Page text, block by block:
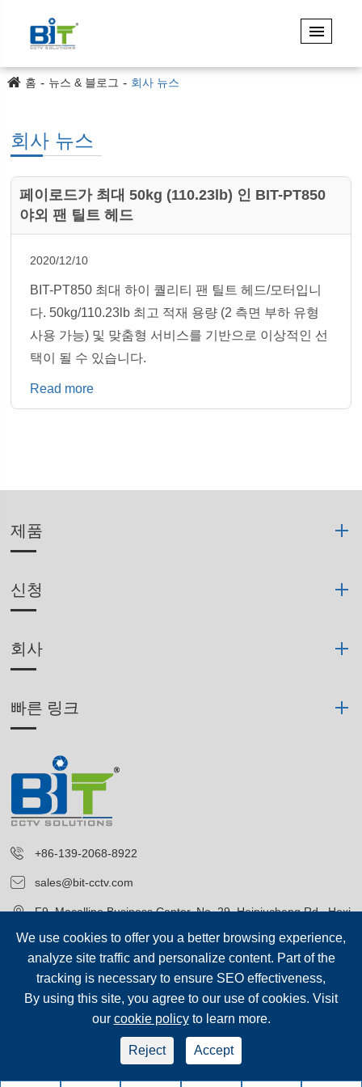
홈 뉴스 & 블로그 회사 뉴스
회사 뉴스
페이로드가 최대 50kg (110.23lb) 인 BIT-PT850
야외 팬 틸트 헤드
2020/12/10
BIT-PT850 최대 하이 퀄리티 팬 틸트 헤드/모터입니
다. 50kg/110.23lb 최고 적재 용량 (2 측면 부하 유형
사용 가능) 및 맞춤형 서비스를 기반으로 이상적인 선
택이 될 수 있습니다.
Read more
제품
신청
회사
빠른 링크
+86-139-2068-8922
sales@bit-cctv.com
F9, Macalline Business Center, No. 29, Heiniucheng Rd., Hexi
District, Tianjin, China
Blue Icon (Tianjin) Technology Co., Ltd.
시테 맵 | 개인 정보 보호 정책
We use cookies to offer you a better browsing experience,
analyze site traffic and personalize content. Part of the
tracking is necessary to ensure SEO effectiveness,
By using this site, you agree to our use of cookies. Visit
our cookie policyto learn more.
Reject Accept